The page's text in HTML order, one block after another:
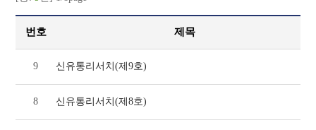
번호 제목
9 신유통리서치(제9호)
8 신유통리서치(제8호)